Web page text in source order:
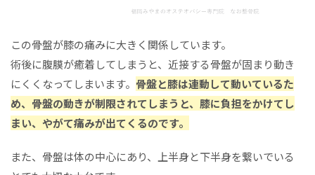
この骨盤が膝の痛みに大きく関係しています。
術後に腹膜が癒着してしまうと、近接する骨盤が固まり動き
にくくなってしまいます。 骨盤と膝は連動して動いているた
め、骨盤の動きが制限されてしまうと、膝に負担をかけてし
まい、やがて痛みが出てくるのです。
また、骨盤は体の中心にあり、上半身と下半身を繋いでいる